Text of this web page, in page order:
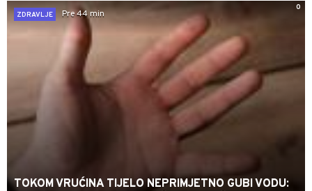
0
ZDRAVLJE
Pre 44 min
TOKOM VRUĆINA TIJELO NEPRIMJETNO GUBI VODU: